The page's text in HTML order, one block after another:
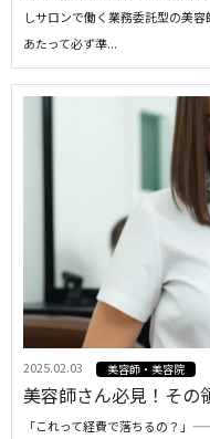
しサロンで働く業務委託型の美
あたって必ず準...
2025.02.03 美容師・美容院
美容師さん必見！その
「これって経費で落ちるの？」